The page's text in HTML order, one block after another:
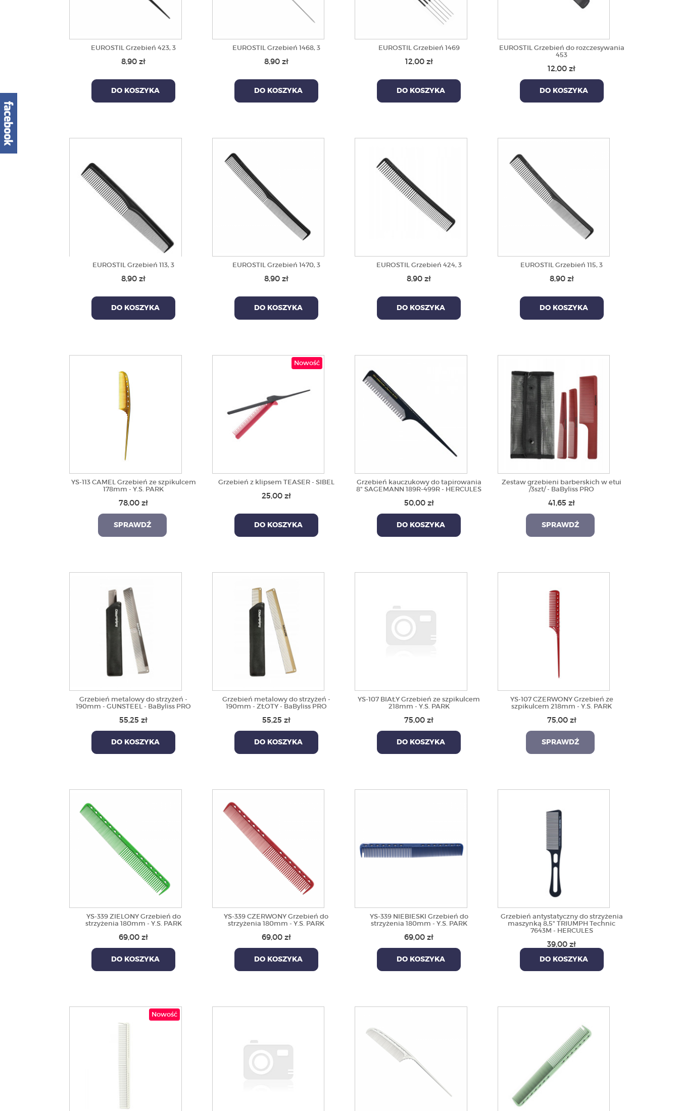
EUROSTIL Grzebień 423, 3
8,90 zł
DO KOSZYKA
EUROSTIL Grzebień 1468, 3
8,90 zł
DO KOSZYKA
EUROSTIL Grzebień 1469
12,00 zł
DO KOSZYKA
EUROSTIL Grzebień do rozczesywania
453
12,00 zł
DO KOSZYKA
EUROSTIL Grzebień 113, 3
8,90 zł
DO KOSZYKA
EUROSTIL Grzebień 1470, 3
8,90 zł
DO KOSZYKA
EUROSTIL Grzebień 424, 3
8,90 zł
DO KOSZYKA
EUROSTIL Grzebień 115, 3
8,90 zł
DO KOSZYKA
YS-113 CAMEL Grzebień ze szpikulcem
178mm - Y.S. PARK
78,00 zł
SPRAWDŹ
Nowość
Grzebień z klipsem TEASER - SIBEL
25,00 zł
DO KOSZYKA
Grzebień kauczukowy do tapirowania
8" SAGEMANN 189R-499R - HERCULES
50,00 zł
DO KOSZYKA
Zestaw grzebieni barberskich w etui
/3szt/ - BaByliss PRO
41,65 zł
SPRAWDŹ
Grzebień metalowy do strzyżeń -
190mm - GUNSTEEL - BaByliss PRO
55,25 zł
DO KOSZYKA
Grzebień metalowy do strzyżeń -
190mm - ZŁOTY - BaByliss PRO
55,25 zł
DO KOSZYKA
YS-107 BIAŁY Grzebień ze szpikulcem
218mm - Y.S. PARK
75,00 zł
DO KOSZYKA
YS-107 CZERWONY Grzebień ze
szpikulcem 218mm - Y.S. PARK
75,00 zł
SPRAWDŹ
YS-339 ZIELONY Grzebień do
strzyżenia 180mm - Y.S. PARK
69,00 zł
DO KOSZYKA
YS-339 CZERWONY Grzebień do
strzyżenia 180mm - Y.S. PARK
69,00 zł
DO KOSZYKA
YS-339 NIEBIESKI Grzebień do
strzyżenia 180mm - Y.S. PARK
69,00 zł
DO KOSZYKA
Grzebień antystatyczny do strzyżenia
maszynką 8,5" TRIUMPH Technic
7643M - HERCULES
39,00 zł
DO KOSZYKA
Nowość